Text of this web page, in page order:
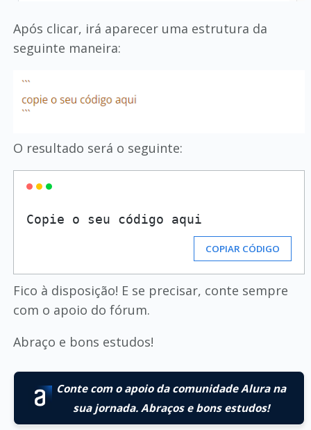
Após clicar, irá aparecer uma estrutura da
seguinte maneira:
O resultado será o seguinte:
COPIAR CÓDIGO
Fico à disposição! E se precisar, conte sempre
com o apoio do fórum.
Abraço e bons estudos!
Conte com o apoio da comunidade Alura na
sua jornada. Abraços e bons estudos!